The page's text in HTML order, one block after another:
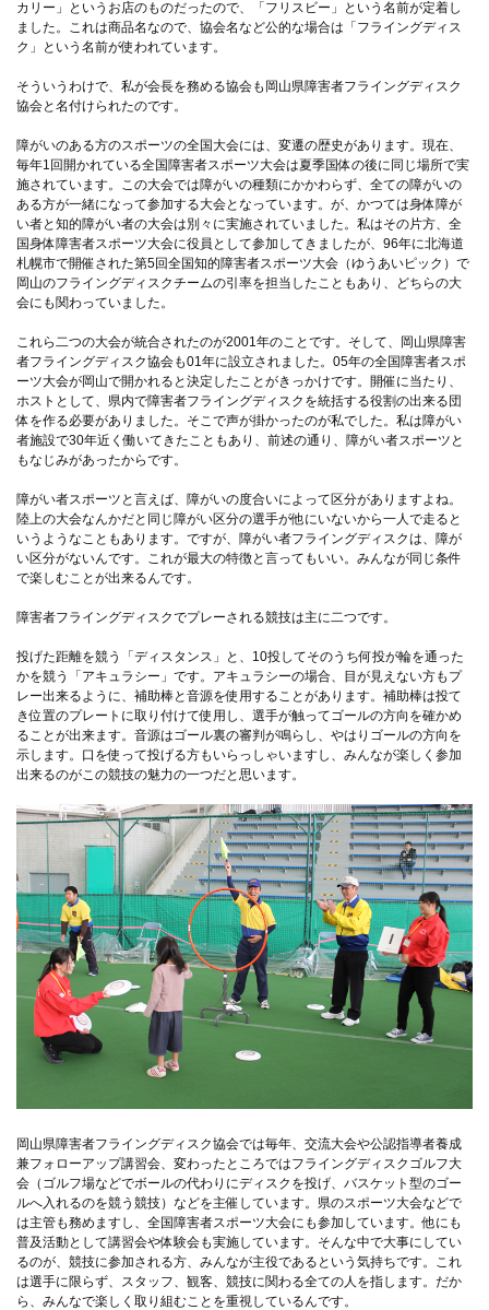
カリー」というお店のものだったので、「フリスビー」という名前が定着し
ました。これは商品名なので、協会名など公的な場合は「フライングディス
ク」という名前が使われています。
そういうわけで、私が会長を務める協会も岡山県障害者フライングディスク
協会と名付けられたのです。
障がいのある方のスポーツの全国大会には、変遷の歴史があります。現在、
毎年1回開かれている全国障害者スポーツ大会は夏季国体の後に同じ場所で実
施されています。この大会では障がいの種類にかかわらず、全ての障がいの
ある方が一緒になって参加する大会となっています。が、かつては身体障が
い者と知的障がい者の大会は別々に実施されていました。私はその片方、全
国身体障害者スポーツ大会に役員として参加してきましたが、96年に北海道
札幌市で開催された第5回全国知的障害者スポーツ大会（ゆうあいピック）で
岡山のフライングディスクチームの引率を担当したこともあり、どちらの大
会にも関わっていました。
これら二つの大会が統合されたのが2001年のことです。そして、岡山県障害
者フライングディスク協会も01年に設立されました。05年の全国障害者スポ
ーツ大会が岡山で開かれると決定したことがきっかけです。開催に当たり、
ホストとして、県内で障害者フライングディスクを統括する役割の出来る団
体を作る必要がありました。そこで声が掛かったのが私でした。私は障がい
者施設で30年近く働いてきたこともあり、前述の通り、障がい者スポーツと
もなじみがあったからです。
障がい者スポーツと言えば、障がいの度合いによって区分がありますよね。
陸上の大会なんかだと同じ障がい区分の選手が他にいないから一人で走ると
いうようなこともあります。ですが、障がい者フライングディスクは、障が
い区分がないんです。これが最大の特徴と言ってもいい。みんなが同じ条件
で楽しむことが出来るんです。
障害者フライングディスクでプレーされる競技は主に二つです。
投げた距離を競う「ディスタンス」と、10投してそのうち何投が輪を通った
かを競う「アキュラシー」です。アキュラシーの場合、目が見えない方もプ
レー出来るように、補助棒と音源を使用することがあります。補助棒は投て
き位置のプレートに取り付けて使用し、選手が触ってゴールの方向を確かめ
ることが出来ます。音源はゴール裏の審判が鳴らし、やはりゴールの方向を
示します。口を使って投げる方もいらっしゃいますし、みんなが楽しく参加
出来るのがこの競技の魅力の一つだと思います。
岡山県障害者フライングディスク協会では毎年、交流大会や公認指導者養成
兼フォローアップ講習会、変わったところではフライングディスクゴルフ大
会（ゴルフ場などでボールの代わりにディスクを投げ、バスケット型のゴー
ルへ入れるのを競う競技）などを主催しています。県のスポーツ大会などで
は主管も務めますし、全国障害者スポーツ大会にも参加しています。他にも
普及活動として講習会や体験会も実施しています。そんな中で大事にしてい
るのが、競技に参加される方、みんなが主役であるという気持ちです。これ
は選手に限らず、スタッフ、観客、競技に関わる全ての人を指します。だか
ら、みんなで楽しく取り組むことを重視しているんです。